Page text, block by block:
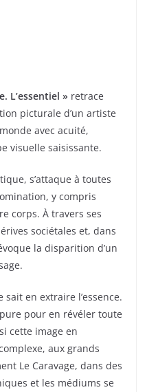
L’essentiel » retrace
picturale d’un artiste
avec acuité,
visuelle saisissante.
s’attaque à toutes
y compris
corps. À travers ses
sociétales et, dans
la disparition d’un
sait en extraire l’essence.
pour en révéler toute
cette image en
aux grands
Le Caravage, dans des
et les médiums se